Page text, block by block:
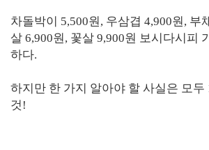
차돌박이 5,500원, 우삼겹 4,900원, 부
살 6,900원, 꽃살 9,900원 보시다시피
하다.
하지만 한 가지 알아야 할 사실은 모두
것!